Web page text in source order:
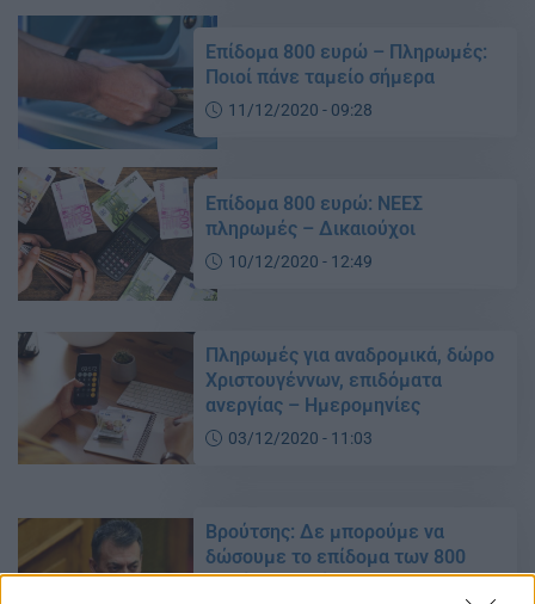
Επίδομα 800 ευρώ – Πληρωμές:
Ποιοί πάνε ταμείο σήμερα
11/12/2020 - 09:28
Επίδομα 800 ευρώ: ΝΕΕΣ
πληρωμές – Δικαιούχοι
10/12/2020 - 12:49
Πληρωμές για αναδρομικά, δώρο
Χριστουγέννων, επιδόματα
ανεργίας – Ημερομηνίες
03/12/2020 - 11:03
Βρούτσης: Δε μπορούμε να
δώσουμε το επίδομα των 800
ευρώ το Δεκέμβρη